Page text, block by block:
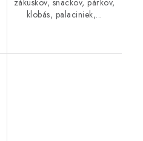
klobás, palaciniek,...